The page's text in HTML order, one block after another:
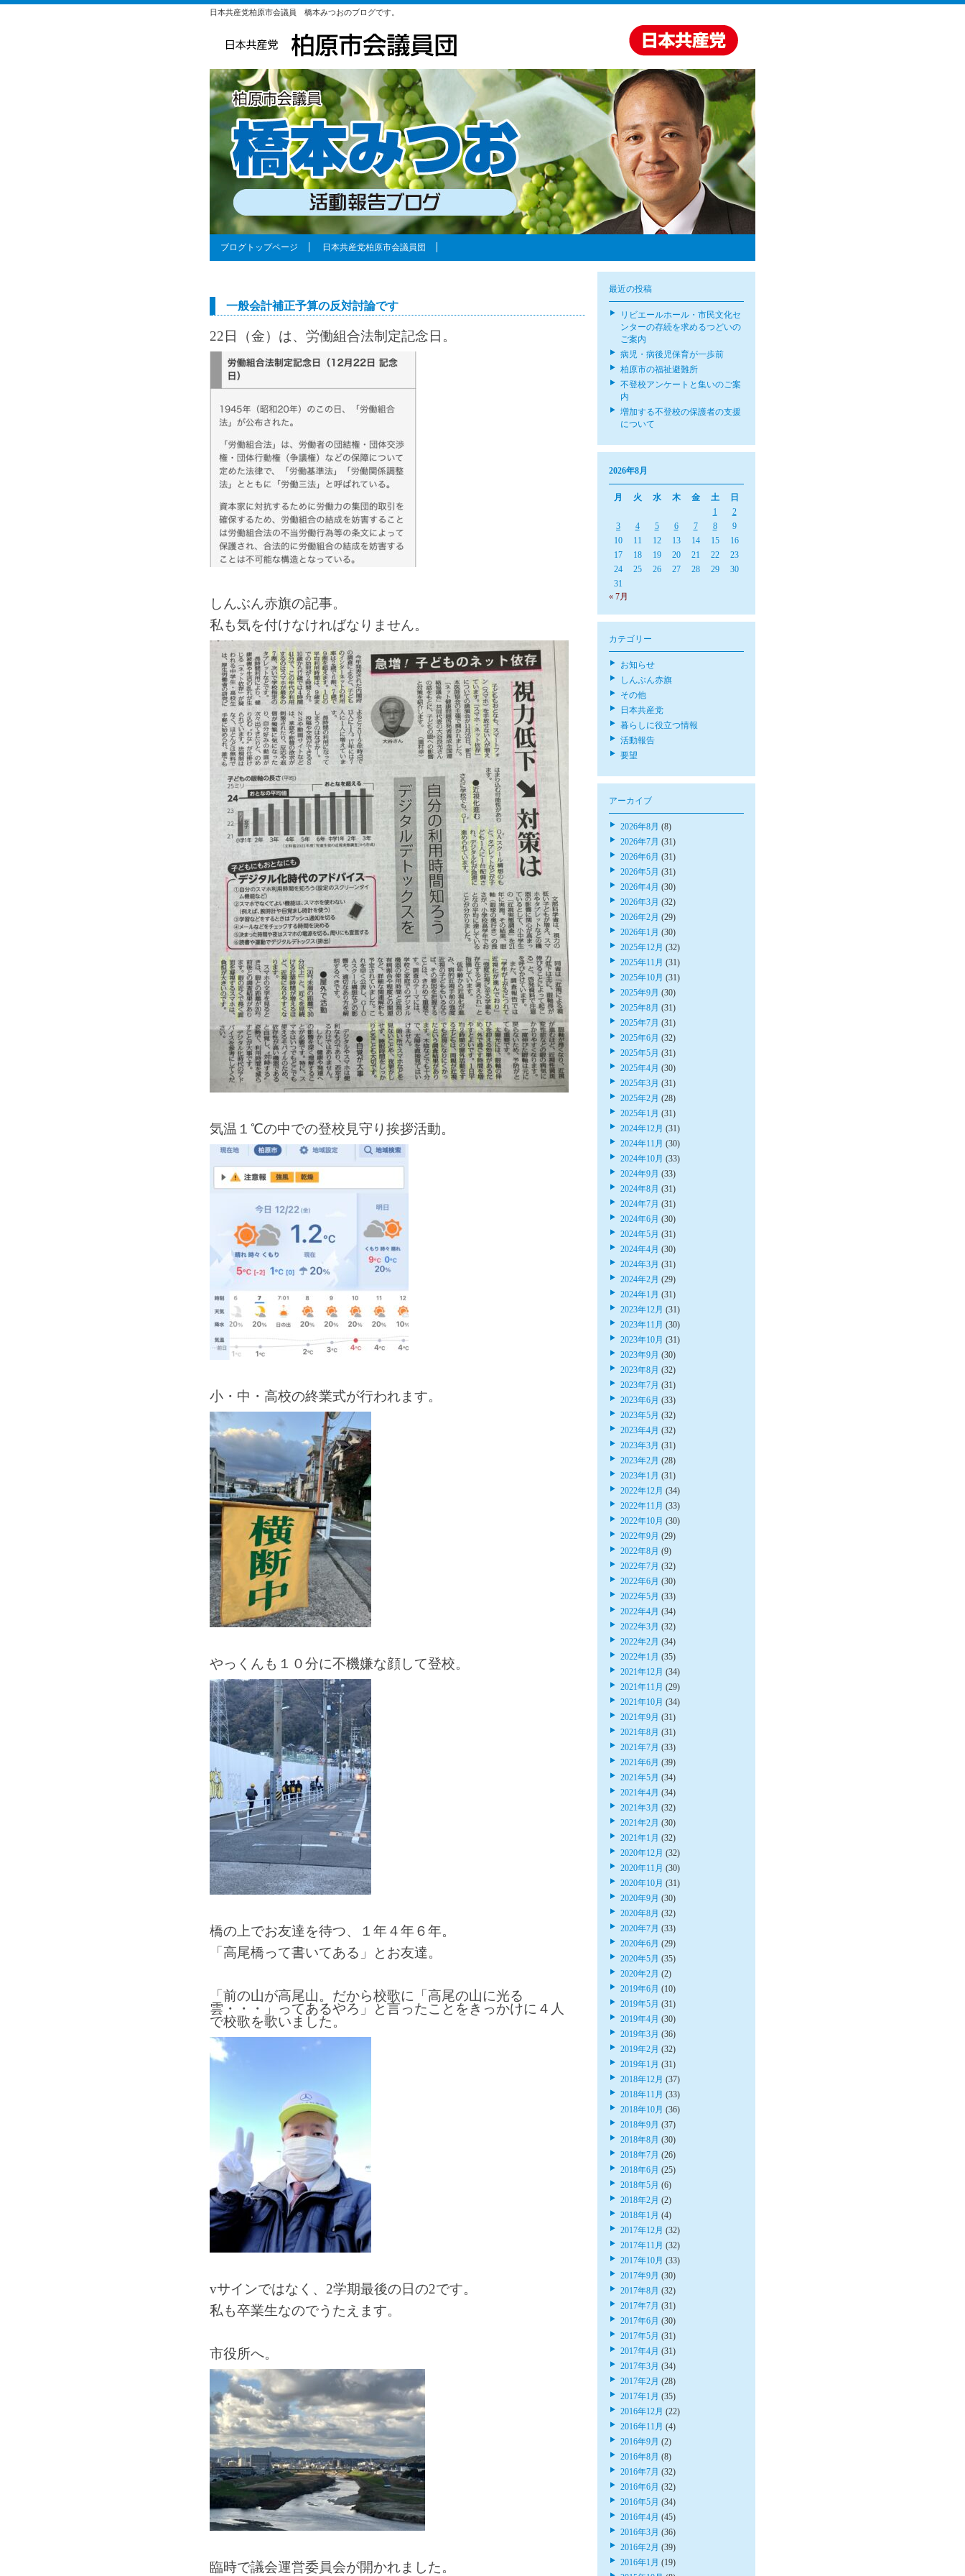
日本共産党柏原市会議員 橋本みつおのブログです。
ブログトップページ 日本共産党柏原市会議員団
一般会計補正予算の反対討論です
22日（金）は、労働組合法制定記念日。
しんぶん赤旗の記事。
私も気を付けなければなりません。
気温１℃の中での登校見守り挨拶活動。
小・中・高校の終業式が行われます。
やっくんも１０分に不機嫌な顔して登校。
橋の上でお友達を待つ、１年４年６年。
「高尾橋って書いてある」とお友達。
「前の山が高尾山。だから校歌に「高尾の山に光る
雲・・・」ってあるやろ」と言ったことをきっかけに４人
で校歌を歌いました。
vサインではなく、2学期最後の日の2です。
私も卒業生なのでうたえます。
市役所へ。
臨時で議会運営委員会が開かれました。
最近の投稿
リビエールホール・市民文化セ
ンターの存続を求めるつどいの
ご案内
病児・病後児保育が一歩前
柏原市の福祉避難所
不登校アンケートと集いのご案
内
増加する不登校の保護者の支援
について
2026年8月
月 火 水 木 金 土
日
1
2
3
4 5 6 7 8
9
10
11 12 13 14 15
16
17
18 19 20 21 22
23
24
25 26 27 28 29
30
31
« 7月
カテゴリー
お知らせ
しんぶん赤旗
その他
日本共産党
暮らしに役立つ情報
活動報告
要望
アーカイブ
2026年8月 (8)
2026年7月 (31)
2026年6月 (31)
2026年5月 (31)
2026年4月 (30)
2026年3月 (32)
2026年2月 (29)
2026年1月 (30)
2025年12月 (32)
2025年11月 (31)
2025年10月 (31)
2025年9月 (30)
2025年8月 (31)
2025年7月 (31)
2025年6月 (32)
2025年5月 (31)
2025年4月 (30)
2025年3月 (31)
2025年2月 (28)
2025年1月 (31)
2024年12月 (31)
2024年11月 (30)
2024年10月 (33)
2024年9月 (33)
2024年8月 (31)
2024年7月 (31)
2024年6月 (30)
2024年5月 (31)
2024年4月 (30)
2024年3月 (31)
2024年2月 (29)
2024年1月 (31)
2023年12月 (31)
2023年11月 (30)
2023年10月 (31)
2023年9月 (30)
2023年8月 (32)
2023年7月 (31)
2023年6月 (33)
2023年5月 (32)
2023年4月 (32)
2023年3月 (31)
2023年2月 (28)
2023年1月 (31)
2022年12月 (34)
2022年11月 (33)
2022年10月 (30)
2022年9月 (29)
2022年8月 (9)
2022年7月 (32)
2022年6月 (30)
2022年5月 (33)
2022年4月 (34)
2022年3月 (32)
2022年2月 (34)
2022年1月 (35)
2021年12月 (34)
2021年11月 (29)
2021年10月 (34)
2021年9月 (31)
2021年8月 (31)
2021年7月 (33)
2021年6月 (39)
2021年5月 (34)
2021年4月 (34)
2021年3月 (32)
2021年2月 (30)
2021年1月 (32)
2020年12月 (32)
2020年11月 (30)
2020年10月 (31)
2020年9月 (30)
2020年8月 (32)
2020年7月 (33)
2020年6月 (29)
2020年5月 (35)
2020年2月 (2)
2019年6月 (10)
2019年5月 (31)
2019年4月 (30)
2019年3月 (36)
2019年2月 (32)
2019年1月 (31)
2018年12月 (37)
2018年11月 (33)
2018年10月 (36)
2018年9月 (37)
2018年8月 (30)
2018年7月 (26)
2018年6月 (25)
2018年5月 (6)
2018年2月 (2)
2018年1月 (4)
2017年12月 (32)
2017年11月 (32)
2017年10月 (33)
2017年9月 (30)
2017年8月 (32)
2017年7月 (31)
2017年6月 (30)
2017年5月 (31)
2017年4月 (31)
2017年3月 (34)
2017年2月 (28)
2017年1月 (35)
2016年12月 (22)
2016年11月 (4)
2016年9月 (2)
2016年8月 (8)
2016年7月 (32)
2016年6月 (32)
2016年5月 (34)
2016年4月 (45)
2016年3月 (36)
2016年2月 (39)
2016年1月 (19)